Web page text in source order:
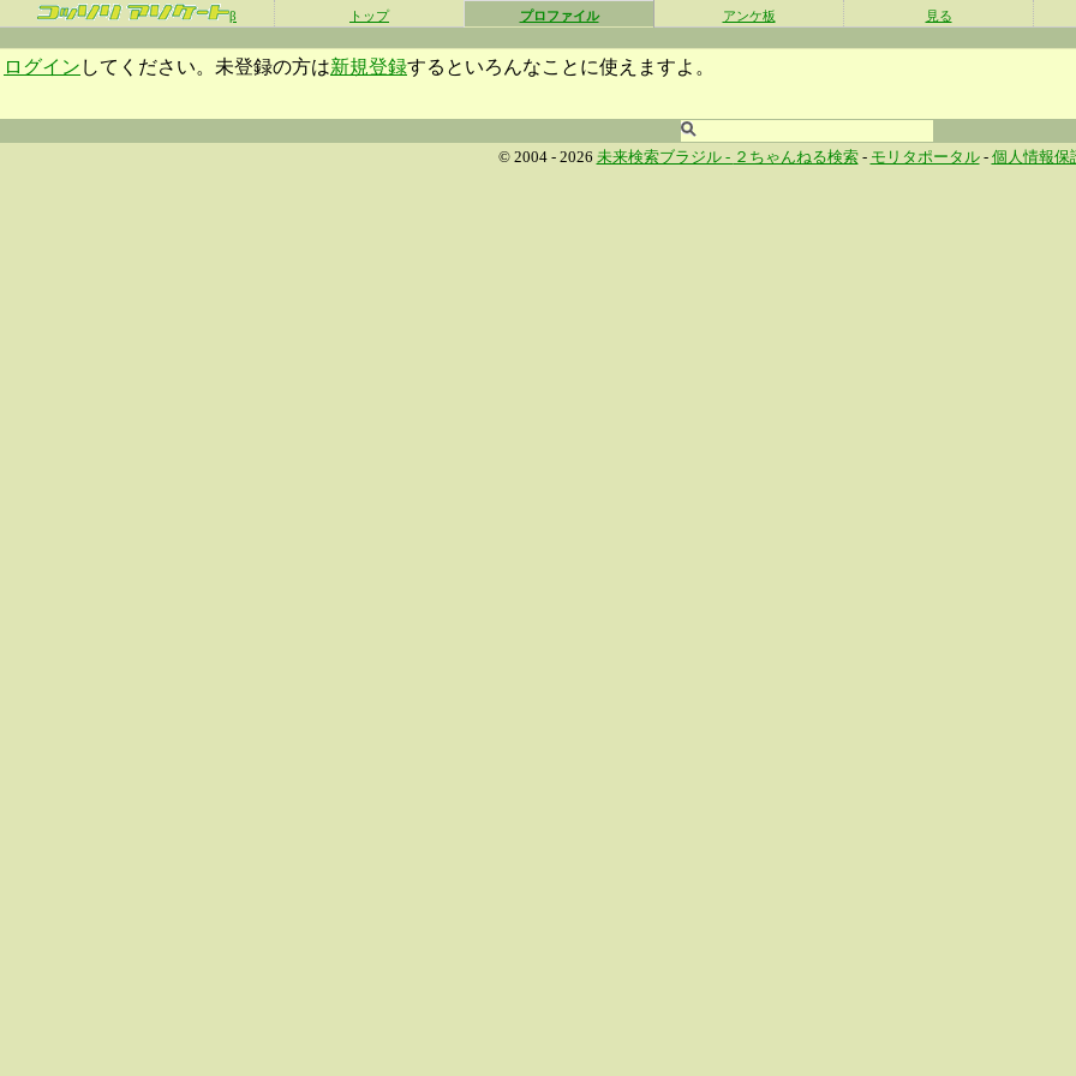
β トップ プロファイル アンケ板 見る
ログイン してください。未登録の方は新規登録するといろんなことに使えますよ。
© 2004 - 2026 未来検索ブラジル - ２ちゃんねる検索- モリタポータル- 個人情報保